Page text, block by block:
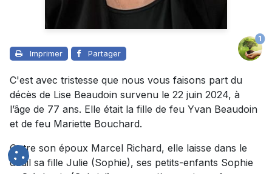
Imprimer Partager
1
C'est avec tristesse que nous vous faisons part du
décès de Lise Beaudoin survenu le 22 juin 2024, à
l’âge de 77 ans. Elle était la fille de feu Yvan Beaudoin
et de feu Mariette Bouchard.
Outre son époux Marcel Richard, elle laisse dans le
deuil sa fille Julie (Sophie), ses petits-enfants Sophie